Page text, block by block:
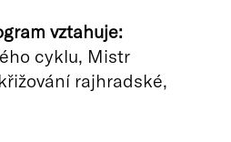
vztahuje:
cyklu, Mistr
rajhradské,